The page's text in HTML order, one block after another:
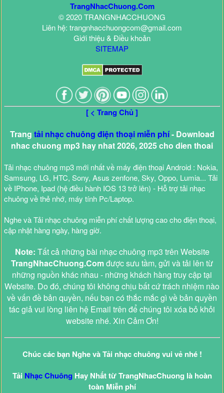
TrangNhacChuong.Com
© 2020 TRANGNHACCHUONG
Liên hệ: trangnhacchuongcom@gmail.com
Giới thiệu & Điều khoản
SITEMAP
[ < Trang Chủ ]
Trang tải nhạc chuông điện thoại miễn phí- Download
nhac chuong mp3 hay nhat 2026, 2025 cho dien thoai
Tải nhạc chuông mp3 mới nhất về máy điện thoại Android : Nokia,
Samsung, LG, HTC, Sony, Asus zenfone, Sky, Oppo, Lumia... Tải
về IPhone, Ipad (hệ điều hành IOS 13 trở lên) - Hỗ trợ tải nhạc
chuông về thẻ nhớ, máy tính Pc/Laptop.
Nghe và Tải nhạc chuông miễn phí chất lượng cao cho điện thoại,
cập nhật hàng ngày, hàng giờ.
Note: Tất cả những bài nhạc chuông mp3 trên Website
TrangNhacChuong.Comđược sưu tầm, gửi và tải lên từ
những nguồn khác nhau - những khách hàng truy cập tại
Website. Do đó, chúng tôi không chịu bất cứ trách nhiệm nào
về vấn đề bản quyền, nếu bạn có thắc mắc gì về bản quyền
tác giả vui lòng liên hệ Email trên để chúng tôi xóa bỏ khỏi
website nhé. Xin Cảm Ơn!
Chúc các bạn Nghe và Tải nhạc chuông vui vẻ nhé !
Tải Nhạc Chuông Hay Nhất từ TrangNhacChuong là hoàn
toàn Miễn phí